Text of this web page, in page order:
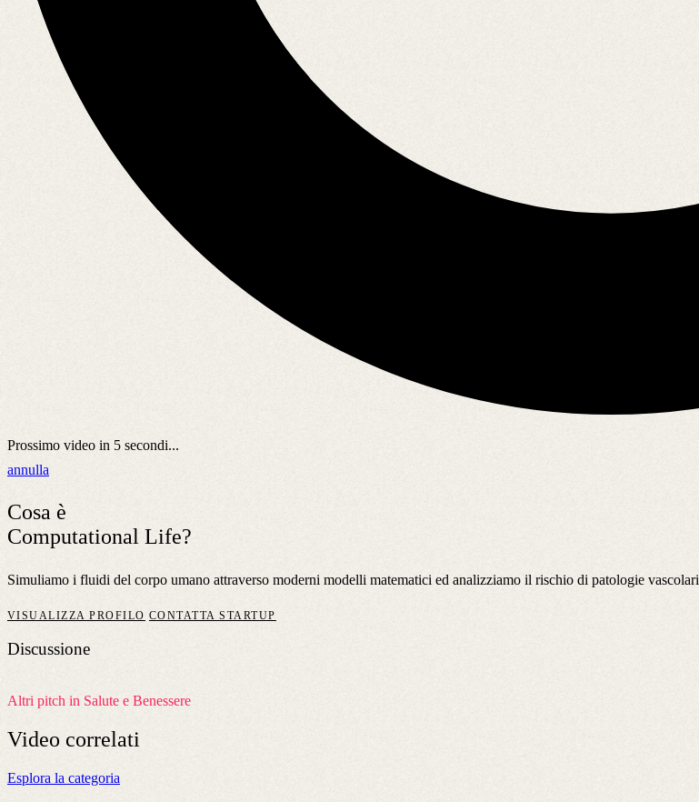
Prossimo video in 5 secondi...
annulla
Cosa è
Computational Life?
Simuliamo i fluidi del corpo umano attraverso moderni modelli matematici ed analizziamo il rischio di patologie vascolari
VISUALIZZA PROFILO CONTATTA STARTUP
Discussione
Altri pitch in Salute e Benessere
Video correlati
Esplora la categoria